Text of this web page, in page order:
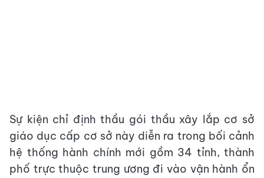
Sự kiện chỉ định thầu gói thầu xây lắp cơ sở
giáo dục cấp cơ sở này diễn ra trong bối cảnh
hệ thống hành chính mới gồm 34 tỉnh, thành
phố trực thuộc trung ương đi vào vận hành ổn